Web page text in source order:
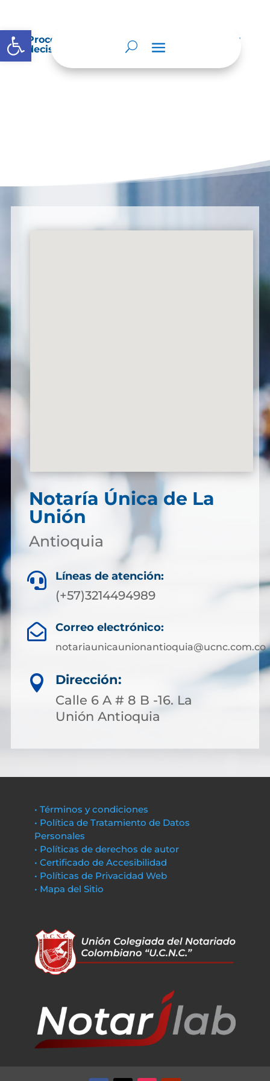
Abrir barra de herramientas
Procedimientos que se siguen para tomar
decisiones en las diferentes áreas
Notaría Única de La
Unión
Antioquia
 Líneas de atención:
(+57)3214494989
 Correo electrónico:
notariaunicaunionantioquia@ucnc.com.co

Dirección:
Calle 6 A # 8 B -16. La
Unión Antioquia
• Términos y condiciones
• Política de Tratamiento de Datos
Personales
• Políticas de derechos de autor
• Certificado de Accesibilidad
• Políticas de Privacidad Web
• Mapa del Sitio